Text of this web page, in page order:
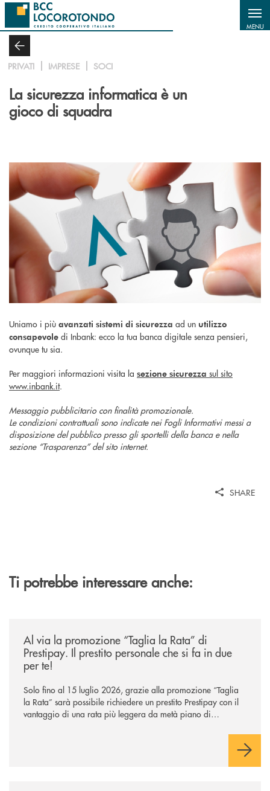
Salta al contenuto principale
MENU
PRIVATI IMPRESE SOCI
La sicurezza informatica è un
gioco di squadra
Uniamo i più avanzati sistemi di sicurezza ad un utilizzo
consapevole di Inbank: ecco la tua banca digitale senza pensieri,
ovunque tu sia.
Per maggiori informazioni visita la sezione sicurezza sul sito
www.inbank.it.
Messaggio pubblicitario con finalità promozionale.
Le condizioni contrattuali sono indicate nei Fogli Informativi messi a
disposizione del pubblico presso gli sportelli della banca e nella
sezione “Trasparenza” del sito internet.
SHARE
Ti potrebbe interessare anche:
Al via la promozione “Taglia la Rata” di
Prestipay. Il prestito personale che si fa in due
per te!
Solo fino al 15 luglio 2026, grazie alla promozione “Taglia
la Rata” sarà possibile richiedere un prestito Prestipay con il
vantaggio di una rata più leggera da metà piano di